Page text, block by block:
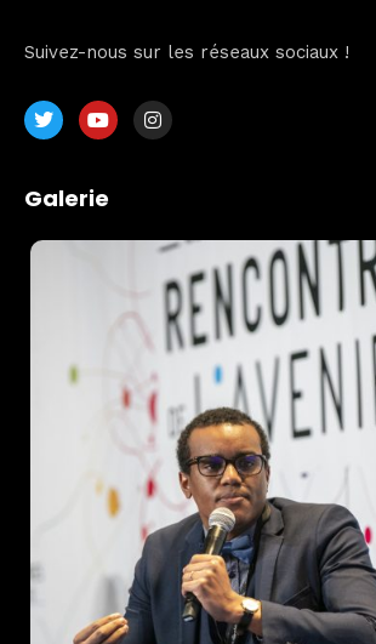
Suivez-nous sur les réseaux sociaux !
Galerie
Home
Schedules
Speakers
About